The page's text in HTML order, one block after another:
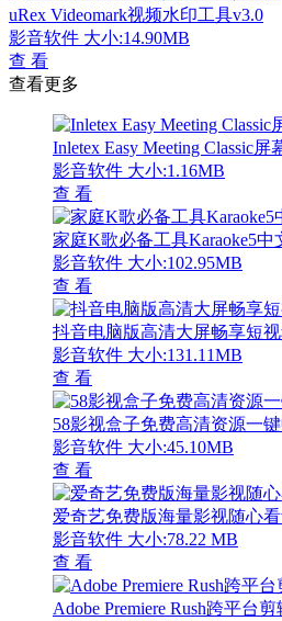
uRex Videomark视频水印工具v3.0
影音软件 大小:14.90MB
查 看
查看更多
Inletex Easy Meeting Classic
影音软件 大小:1.16MB
查 看
家庭K歌必备工具Karaoke5中
影音软件 大小:102.95MB
查 看
抖音电脑版高清大屏畅享短
影音软件 大小:131.11MB
查 看
58影视盒子免费高清资源一
影音软件 大小:45.10MB
查 看
爱奇艺免费版海量影视随心
影音软件 大小:78.22 MB
查 看
Adobe Premiere Rush跨平台